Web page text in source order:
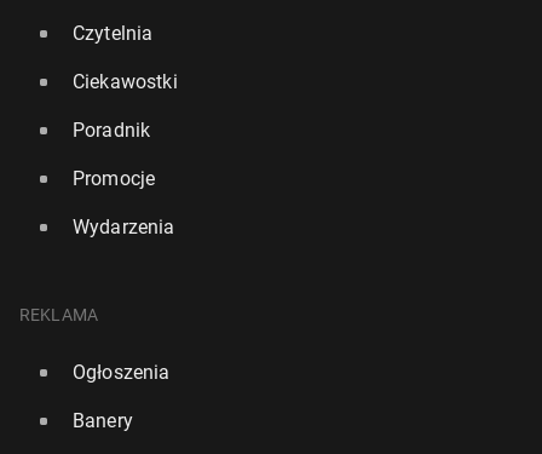
Czytelnia
Ciekawostki
Poradnik
Promocje
Wydarzenia
REKLAMA
Ogłoszenia
Banery